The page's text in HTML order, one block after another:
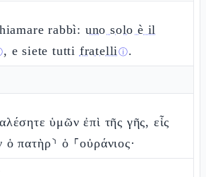
rabbì: uno solo è il
, e siete tutti fratelliⓘ.
ὑμῶν ἐπὶ τῆς γῆς, εἷς
πατὴρ⸃ ὁ ⸀οὐράνιος·